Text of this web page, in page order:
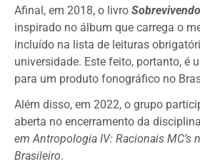
Afinal, em 2018, o livro
inspirado no álbum que carrega o
incluído na lista de leituras
universidade. Este feito, portanto, é
para um produto fonográfico no
Além disso, em 2022, o grupo
aberta no encerramento da disciplina
em Antropologia IV: Racionais MC’s
Brasileiro.